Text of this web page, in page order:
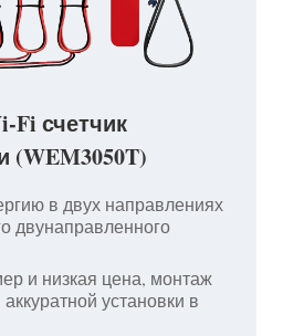
Fi счетчик
(WEM3050T)
в двух направлениях
двунаправленного
и низкая цена, монтаж
установки в